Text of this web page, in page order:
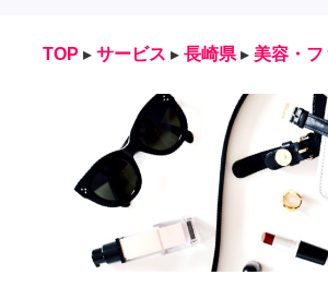
TOP ▸ サービス ▸ 長崎県 ▸ 美容・